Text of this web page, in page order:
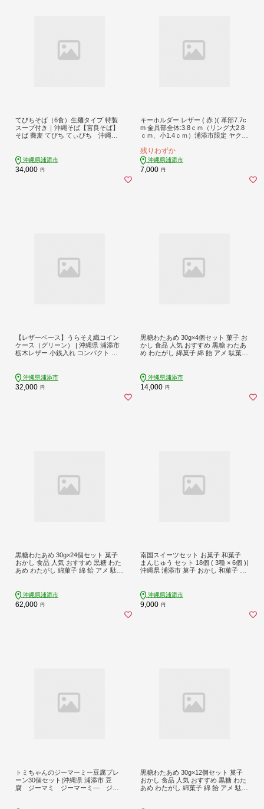
てびちそば（6食）生麺タイプ 特製
スープ付き｜沖縄そば【宮良そば】
そば 蕎麦 てびち てぃびち 沖縄そ
県 浦添市
沖縄県浦添市
34,000 円
キーホルダー レザー ( 赤 )( 革部7.7c
m 金具部全体:3.8ｃｍ（リング大2.8
ｃｍ、小1.4ｃｍ）浦添市限定 ヤクル
残りわずか
沖縄県浦添市
7,000 円
【レザーベース】うらそえ織コイン
ケース（グリーン） | 沖縄県 浦添市
栃木レザー 小銭入れ コンパクト 革
め 沖縄県浦添市
32,000 円
黒糖わたあめ 30g×4個セット 菓子 お
かし 食品 人気 おすすめ 黒糖 わたあ
め わたがし 綿菓子 綿 飴 アメ 駄菓子
沖縄県浦添市
14,000 円
黒糖わたあめ 30g×24個セット 菓子
おかし 食品 人気 おすすめ 黒糖 わた
あめ わたがし 綿菓子 綿 飴 アメ 駄菓
沖縄県浦添市
62,000 円
南国スイーツセット お菓子 和菓子
まんじゅう セット 18個 ( 3種 × 6個 )|
沖縄県 浦添市 菓子 おかし 和菓子 ま
沖縄県浦添市
9,000 円
トミちゃんのジーマーミー豆腐プレ
ーン30個セット|沖縄県 浦添市 豆
腐 ジーマミ ジーマーミ― ジー
黒糖わたあめ 30g×12個セット 菓子
おかし 食品 人気 おすすめ 黒糖 わた
あめ わたがし 綿菓子 綿 飴 アメ 駄菓